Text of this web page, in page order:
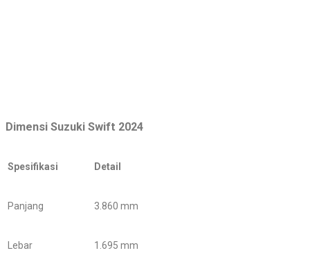
Dimensi Suzuki Swift 2024
Spesifikasi Detail
Panjang 3.860 mm
Lebar 1.695 mm